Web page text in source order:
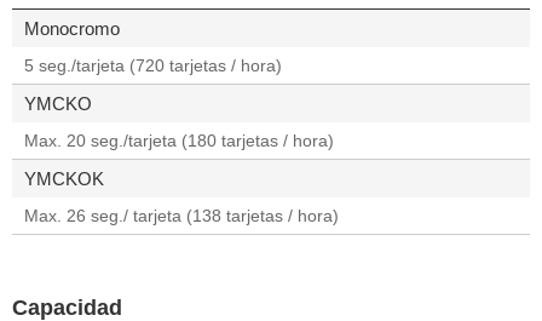
Monocromo
5 seg./tarjeta (720 tarjetas / hora)
YMCKO
Max. 20 seg./tarjeta (180 tarjetas / hora)
YMCKOK
Max. 26 seg./ tarjeta (138 tarjetas / hora)
Capacidad